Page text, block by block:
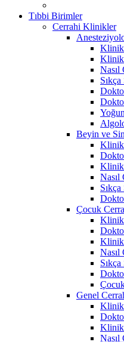
Tıbbi Birimler
Cerrahi Klinikler
Klinik
Nasıl
Beyin ve
Klinik
Nasıl
Çocuk
Klinik
Nasıl
Genel
Klinik
Nasıl